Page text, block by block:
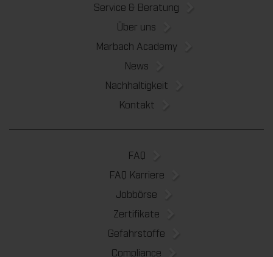
Service & Beratung
Über uns
Marbach Academy
News
Nachhaltigkeit
Kontakt
FAQ
FAQ Karriere
Jobbörse
Zertifikate
Gefahrstoffe
Compliance